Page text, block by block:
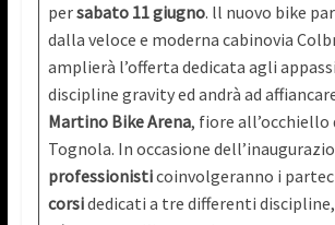
persabato 11 giugno. ll nuovo bike
dalla veloce e moderna cabinovia
amplierà l’offerta dedicata agli
discipline gravity ed andrà ad
Martino Bike Arena, fiore all’occhiello
Tognola. In occasione
professionisticoinvolgeranno i
corsidedicati a tre differenti discipline,